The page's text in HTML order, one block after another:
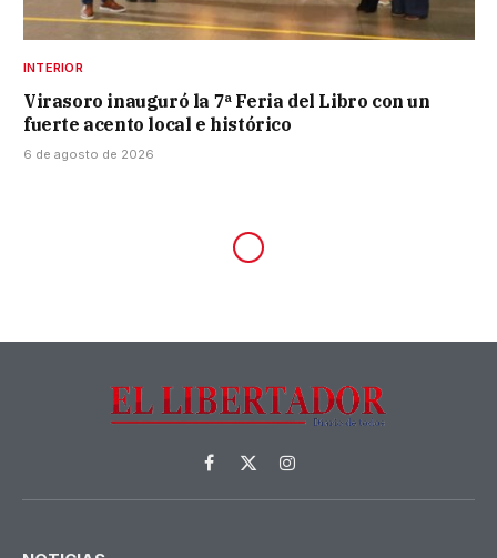
INTERIOR
Virasoro inauguró la 7ª Feria del Libro con un
fuerte acento local e histórico
6 de agosto de 2026
Facebook
X
(Twitter)
Instagram